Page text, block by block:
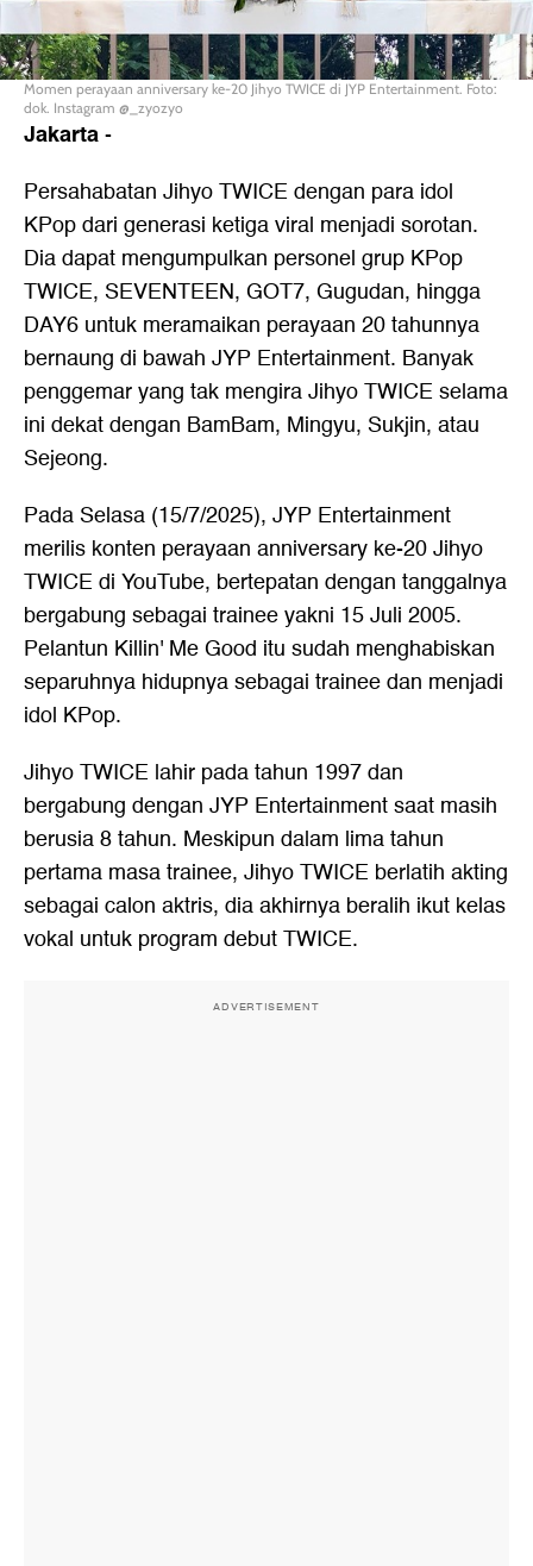
Momen perayaan anniversary ke-20 Jihyo TWICE di JYP Entertainment. Foto:
dok. Instagram @_zyozyo
Jakarta-
Persahabatan Jihyo TWICE dengan para idol
KPop dari generasi ketiga viral menjadi sorotan.
Dia dapat mengumpulkan personel grup KPop
TWICE, SEVENTEEN, GOT7, Gugudan, hingga
DAY6 untuk meramaikan perayaan 20 tahunnya
bernaung di bawah JYP Entertainment. Banyak
penggemar yang tak mengira Jihyo TWICE selama
ini dekat dengan BamBam, Mingyu, Sukjin, atau
Sejeong.
Pada Selasa (15/7/2025), JYP Entertainment
merilis konten perayaan anniversary ke-20 Jihyo
TWICE di YouTube, bertepatan dengan tanggalnya
bergabung sebagai trainee yakni 15 Juli 2005.
Pelantun Killin' Me Good itu sudah menghabiskan
separuhnya hidupnya sebagai trainee dan menjadi
idol KPop.
Jihyo TWICE lahir pada tahun 1997 dan
bergabung dengan JYP Entertainment saat masih
berusia 8 tahun. Meskipun dalam lima tahun
pertama masa trainee, Jihyo TWICE berlatih akting
sebagai calon aktris, dia akhirnya beralih ikut kelas
vokal untuk program debut TWICE.
ADVERTISEMENT